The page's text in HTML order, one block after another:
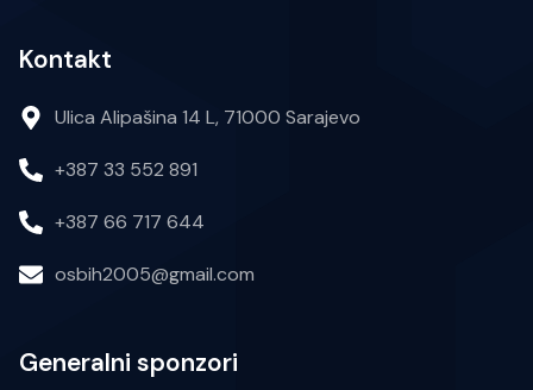
Kontakt
Ulica Alipašina 14 L, 71000 Sarajevo
+387 33 552 891
+387 66 717 644
osbih2005@gmail.com
Generalni sponzori